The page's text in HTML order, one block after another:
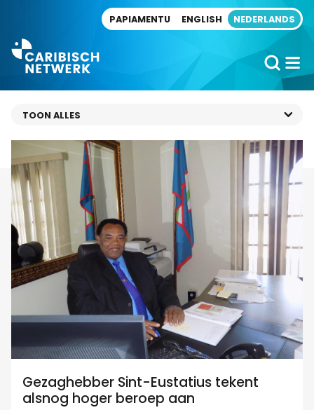
PAPIAMENTU ENGLISH NEDERLANDS
Gezaghebber Sint-Eustatius tekent
alsnog hoger beroep aan